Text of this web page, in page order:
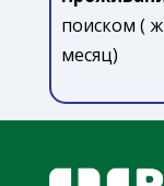
поиском (
месяц)